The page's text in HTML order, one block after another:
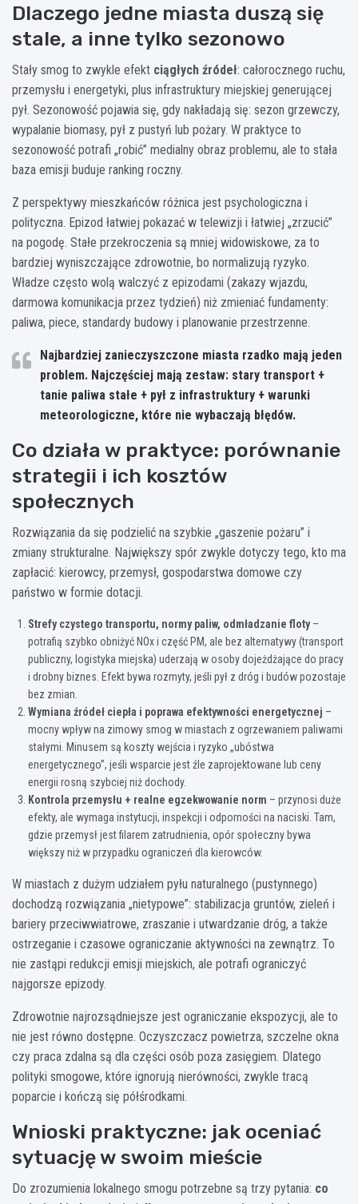
Dlaczego jedne miasta duszą się
stale, a inne tylko sezonowo
Stały smog to zwykle efekt ciągłych źródeł: całorocznego ruchu,
przemysłu i energetyki, plus infrastruktury miejskiej generującej
pył. Sezonowość pojawia się, gdy nakładają się: sezon grzewczy,
wypalanie biomasy, pył z pustyń lub pożary. W praktyce to
sezonowość potrafi „robić” medialny obraz problemu, ale to stała
baza emisji buduje ranking roczny.
Z perspektywy mieszkańców różnica jest psychologiczna i
polityczna. Epizod łatwiej pokazać w telewizji i łatwiej „zrzucić”
na pogodę. Stałe przekroczenia są mniej widowiskowe, za to
bardziej wyniszczające zdrowotnie, bo normalizują ryzyko.
Władze często wolą walczyć z epizodami (zakazy wjazdu,
darmowa komunikacja przez tydzień) niż zmieniać fundamenty:
paliwa, piece, standardy budowy i planowanie przestrzenne.
Najbardziej zanieczyszczone miasta rzadko mają jeden
problem. Najczęściej mają zestaw: stary transport +
tanie paliwa stałe + pył z infrastruktury + warunki
meteorologiczne, które nie wybaczają błędów.
Co działa w praktyce: porównanie
strategii i ich kosztów
społecznych
Rozwiązania da się podzielić na szybkie „gaszenie pożaru” i
zmiany strukturalne. Największy spór zwykle dotyczy tego, kto ma
zapłacić: kierowcy, przemysł, gospodarstwa domowe czy
państwo w formie dotacji.
Strefy czystego transportu, normy paliw, odmładzanie floty–
potrafią szybko obniżyć NOx i część PM, ale bez alternatywy (transport
publiczny, logistyka miejska) uderzają w osoby dojeżdżające do pracy
i drobny biznes. Efekt bywa rozmyty, jeśli pył z dróg i budów pozostaje
bez zmian.
Wymiana źródeł ciepła i poprawa efektywności energetycznej –
mocny wpływ na zimowy smog w miastach z ogrzewaniem paliwami
stałymi. Minusem są koszty wejścia i ryzyko „ubóstwa
energetycznego”, jeśli wsparcie jest źle zaprojektowane lub ceny
energii rosną szybciej niż dochody.
Kontrola przemysłu + realne egzekwowanie norm – przynosi duże
efekty, ale wymaga instytucji, inspekcji i odporności na naciski. Tam,
gdzie przemysł jest filarem zatrudnienia, opór społeczny bywa
większy niż w przypadku ograniczeń dla kierowców.
W miastach z dużym udziałem pyłu naturalnego (pustynnego)
dochodzą rozwiązania „nietypowe”: stabilizacja gruntów, zieleń i
bariery przeciwwiatrowe, zraszanie i utwardzanie dróg, a także
ostrzeganie i czasowe ograniczanie aktywności na zewnątrz. To
nie zastąpi redukcji emisji miejskich, ale potrafi ograniczyć
najgorsze epizody.
Zdrowotnie najrozsądniejsze jest ograniczanie ekspozycji, ale to
nie jest równo dostępne. Oczyszczacz powietrza, szczelne okna
czy praca zdalna są dla części osób poza zasięgiem. Dlatego
polityki smogowe, które ignorują nierówności, zwykle tracą
poparcie i kończą się półśrodkami.
Wnioski praktyczne: jak oceniać
sytuację w swoim mieście
Do zrozumienia lokalnego smogu potrzebne są trzy pytania: co